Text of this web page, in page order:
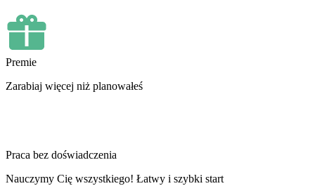
Premie
Zarabiaj więcej niż planowałeś
Praca bez doświadczenia
Nauczymy Cię wszystkiego! Łatwy i szybki start